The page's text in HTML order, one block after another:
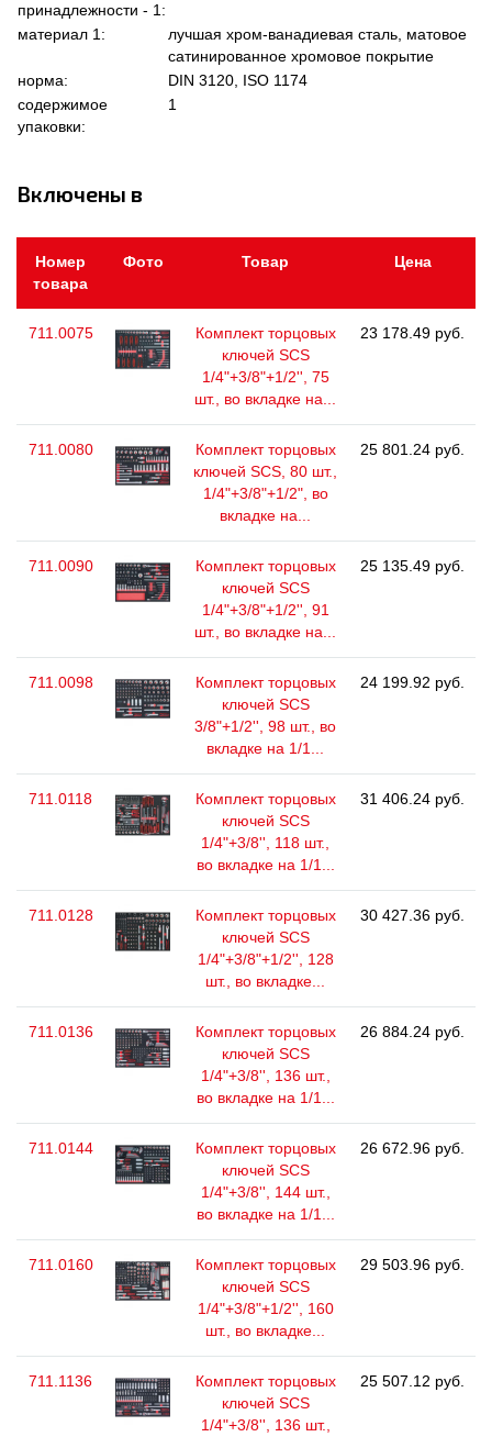
принадлежности - 1:
материал 1:
лучшая хром-ванадиевая сталь, матовое
сатинированное хромовое покрытие
норма:
DIN 3120, ISO 1174
содержимое
упаковки:
1
Включены в
Номер
товара
Фото Товар Цена
711.0075
Комплект торцовых
ключей SCS
1/4"+3/8"+1/2'', 75
шт., во вкладке на...
23 178.49 руб.
711.0080
Комплект торцовых
ключей SCS, 80 шт.,
1/4"+3/8"+1/2", во
вкладке на...
25 801.24 руб.
711.0090
Комплект торцовых
ключей SCS
1/4"+3/8"+1/2'', 91
шт., во вкладке на...
25 135.49 руб.
711.0098
Комплект торцовых
ключей SCS
3/8"+1/2'', 98 шт., во
вкладке на 1/1...
24 199.92 руб.
711.0118
Комплект торцовых
ключей SCS
1/4"+3/8'', 118 шт.,
во вкладке на 1/1...
31 406.24 руб.
711.0128
Комплект торцовых
ключей SCS
1/4"+3/8"+1/2'', 128
шт., во вкладке...
30 427.36 руб.
711.0136
Комплект торцовых
ключей SCS
1/4"+3/8'', 136 шт.,
во вкладке на 1/1...
26 884.24 руб.
711.0144
Комплект торцовых
ключей SCS
1/4"+3/8'', 144 шт.,
во вкладке на 1/1...
26 672.96 руб.
711.0160
Комплект торцовых
ключей SCS
1/4"+3/8"+1/2'', 160
шт., во вкладке...
29 503.96 руб.
711.1136
Комплект торцовых
ключей SCS
1/4"+3/8'', 136 шт.,
25 507.12 руб.